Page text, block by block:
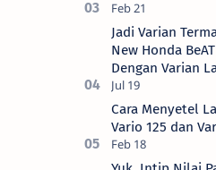
Jadi Varian
New Honda
Dengan Varian
Cara Menyetel
Vario 125 dan